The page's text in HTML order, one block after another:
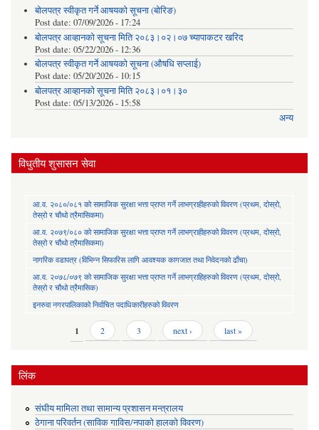
बोलपत्र स्वीकृत गर्ने आषयको सूचना (बोरिङ)
Post date: 07/09/2026 - 17:24
बोलपत्र आव्हानको सूचना मिति २०८३।०२।०७ च्यापाकटर खरिद
Post date: 05/22/2026 - 12:36
बोलपत्र स्वीकृत गर्ने आषयको सूचना (औषधि सप्लाई)
Post date: 05/20/2026 - 10:15
बोलपत्र आव्हानको सूचना मिति २०८३।०१।३०
Post date: 05/13/2026 - 15:58
अन्य
विधुतीय शुसासन सेवा
आ.व. २०८०/०८१ को सामाजिक सुरक्षा भत्ता प्राप्त गर्ने लाभग्राहीहरुको विवरण (प्रथम, दोस्रो,
तेस्रो र चौथो त्रैमासिकमा)
आ.व. २०७९/०८० को सामाजिक सुरक्षा भत्ता प्राप्त गर्ने लाभग्राहीहरुको विवरण (प्रथम, दोस्रो,
तेस्रो र चौथो त्रैमासिकमा)
नागरिक वडापत्र (विभिन्न सिफारिस लागि आवश्यक कागजात तथा निवेदनको ढाँचा)
आ.व. २०७८/०७९ को सामाजिक सुरक्षा भत्ता प्राप्त गर्ने लाभग्राहिहरुको विवरण (प्रथम, दोस्रो,
तेस्रो र चौथो त्रैमासिक)
इनरुवा नगरपालिकाको निर्वाचित पदाधिकारीहरुको विवरण
1 2 3 next › last »
लिंक
संघीय मामिला तथा सामान्य प्रशासन मन्त्रालय
ठेगाना परिवर्तन (साविक गाविस/नपाको हालको विवरण)